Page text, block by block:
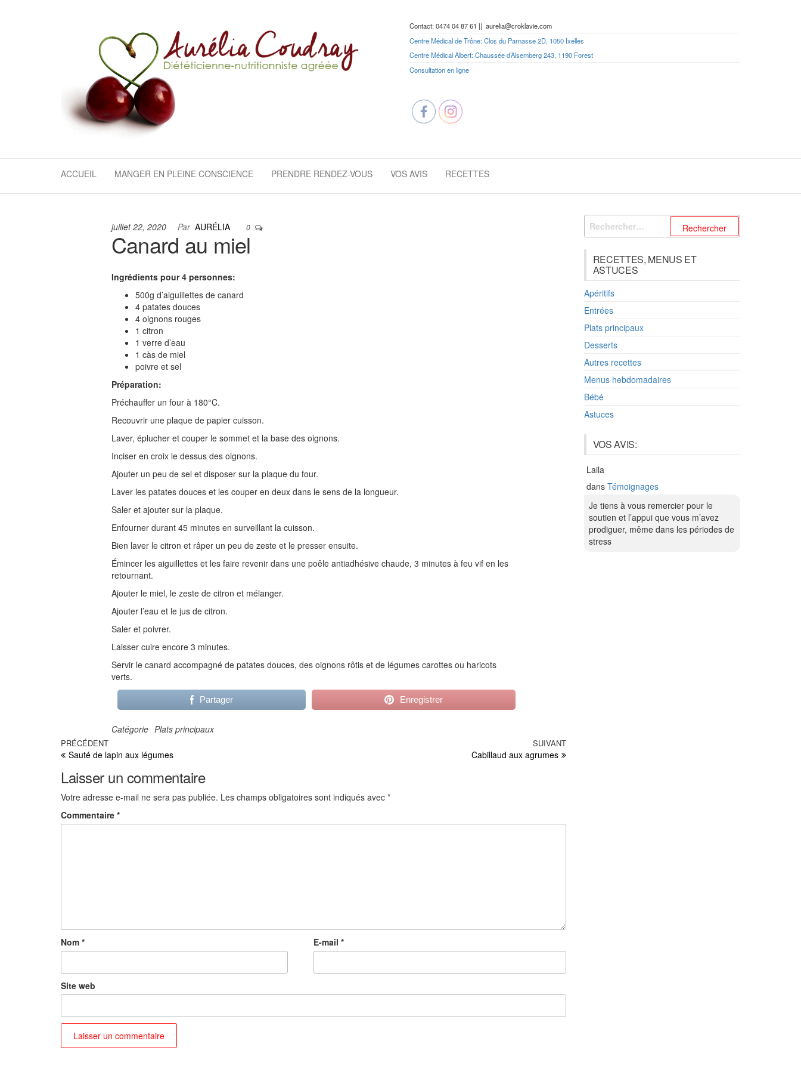
Nutritionniste
– Coach
Contact: 0474 04 87 61 || aurelia@croklavie.com
Centre Médical de Trône: Clos du Parnasse 2D, 1050 Ixelles
Centre Médical Albert: Chaussée d’Alsemberg 243, 1190 Forest
Consultation en ligne
ACCUEIL MANGER EN PLEINE CONSCIENCE PRENDRE RENDEZ-VOUS VOS AVIS RECETTES
juillet 22, 2020 Par AURÉLIA 0
Canard au miel
Ingrédients pour 4 personnes:
500g d’aiguillettes de canard
4 patates douces
4 oignons rouges
1 citron
1 verre d’eau
1 càs de miel
poivre et sel
Préparation:
Préchauffer un four à 180°C.
Recouvrir une plaque de papier cuisson.
Laver, éplucher et couper le sommet et la base des oignons.
Inciser en croix le dessus des oignons.
Ajouter un peu de sel et disposer sur la plaque du four.
Laver les patates douces et les couper en deux dans le sens de la longueur.
Saler et ajouter sur la plaque.
Enfourner durant 45 minutes en surveillant la cuisson.
Bien laver le citron et râper un peu de zeste et le presser ensuite.
Émincer les aiguillettes et les faire revenir dans une poêle antiadhésive chaude, 3 minutes à feu vif en les
retournant.
Ajouter le miel, le zeste de citron et mélanger.
Ajouter l’eau et le jus de citron.
Saler et poivrer.
Laisser cuire encore 3 minutes.
Servir le canard accompagné de patates douces, des oignons rôtis et de légumes carottes ou haricots
verts.
Partager Enregistrer
Catégorie Plats principaux
Navigation
de
l’article
Article
précédent
PRÉCÉDENT
Sauté de lapin aux légumes
Article
suivant
SUIVANT
Cabillaud aux agrumes
Laisser un commentaire
Votre adresse e-mail ne sera pas publiée. Les champs obligatoires sont indiqués avec *
Commentaire *
Nom * E-mail *
Site web
Rechercher :
RECETTES, MENUS ET
ASTUCES
Apéritifs
Entrées
Plats principaux
Desserts
Autres recettes
Menus hebdomadaires
Bébé
Astuces
VOS AVIS:
Laila
dans Témoignages
Je tiens à vous remercier pour le
soutien et l’appui que vous m’avez
prodiguer, même dans les périodes de
stress